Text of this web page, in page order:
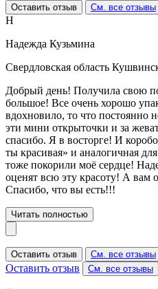
Оставить отзыв См. все отзывы
Н
Надежда Кузьмина
Свердловская область
Добрый день! Получила свою
большое! Все очень хорошо
вдохновило, то что постоянно
эти мини открыточки и за
спасибо. Я в восторге! И
ты красивая» и аналогичная
тоже покорили моё сердце!
оценят всю эту красоту! А вам
Спасибо, что вы есть!!!
Читать полностью
Оставить отзыв См. все отзывы
Оставить отзыв См. все отзывы